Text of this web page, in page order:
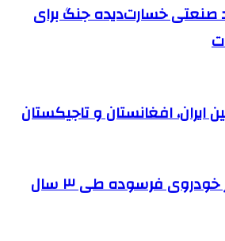
۵۰۰ واحد صنعتی خسارت‌دیده جنگ برای
ایران، افغانستان و تاجیکستان